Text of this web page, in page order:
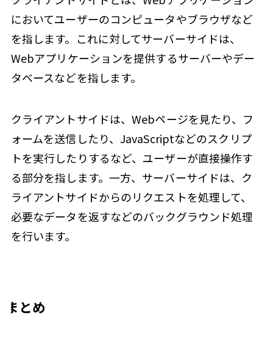
においてユーザーのコンピュータやブラウザなど
を指します。これに対してサーバーサイドは、
Webアプリケーションを提供するサーバーやデー
タベースなどを指します。
クライアントサイドは、Webページを見たり、フ
ォームを送信したり、JavaScriptなどのスクリプ
トを実行したりするなど、ユーザーが直接操作す
る部分を指します。一方、サーバーサイドは、ク
ライアントサイドからのリクエストを処理して、
必要なデータを返すなどのバックグラウンド処理
を行います。
まとめ